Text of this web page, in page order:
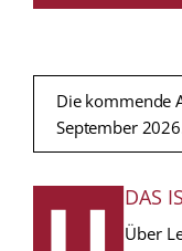
Die kommende
September
DAS
Über